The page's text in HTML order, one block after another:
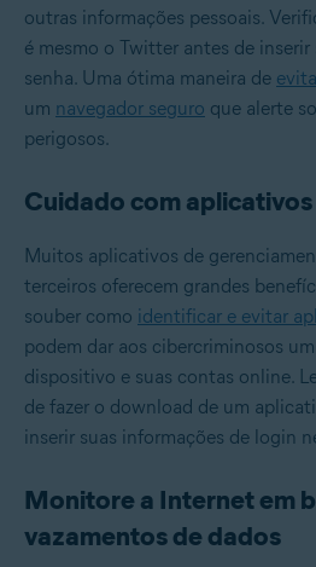
outras informações pessoais.
é mesmo o Twitter antes de
senha. Uma ótima maneira de
um navegador seguro que alerte
perigosos.
Cuidado com
Muitos aplicativos de
terceiros oferecem grandes
souber como identificar e evitar
podem dar aos cibercriminosos
dispositivo e suas contas online.
de fazer o download de um
inserir suas informações de login
Monitore a Internet em
vazamentos de dados